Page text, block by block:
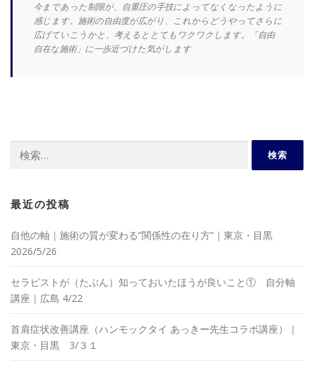
今まであった制限が、自重圧の手技によってなくなったように
感じます。施術の自由度が広がり、これからどうやってさらに
広げていこうかと、考えるととてもワクワクします。「自由
自在な施術」に一歩近づけた気がします
索:
最近の投稿
自他の軸｜施術の質が変わる“関係性の在り方”｜東京・目黒
2026/5/26
セラピストが（たぶん）知っておいたほうが良いこと① 自分軸
講座｜広島 4/22
首肩症状改善講座（ハンモックタイ あっきー先生コラボ講座）｜
東京・目黒 3/３１